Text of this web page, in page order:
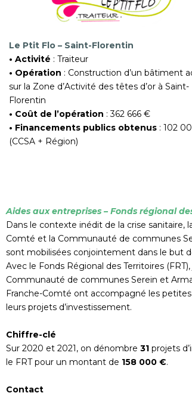
Le Ptit Flo – Saint-Florentin
• Activité : Traiteur
• Opération : Construction d’un bâtiment
sur la Zone d’Activité des têtes d’or à Saint-
Florentin
• Coût de l’opération : 362 666 €
• Financements publics obtenus : 102
(CCSA + Région)
Aides aux entreprises – Fonds régional
Dans le contexte inédit de la crise sanitaire,
Comté et la Communauté de communes
sont mobilisées conjointement dans le but
Avec le Fonds Régional des Territoires
Communauté de communes Serein et
Franche-Comté ont accompagné les
leurs projets d’investissement.
Chiffre-clé
Sur 2020 et 2021, on dénombre 31 projets
le FRT pour un montant de 158 000 €.
Contact